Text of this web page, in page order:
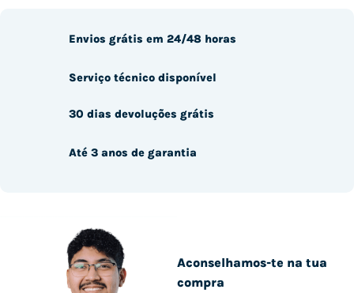
Aconselhamos-te na tua
compra
Envios grátis em 24/48 horas
Serviço técnico disponível
30 dias devoluções grátis
Até 3 anos de garantia